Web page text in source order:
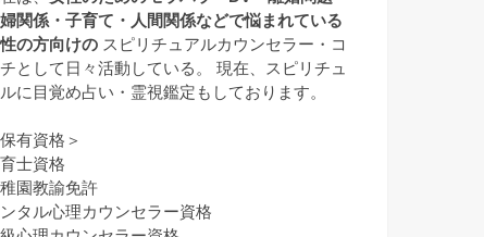
関係・子育て・人間関係などで悩まれている
の方向けの スピリチュアルカウンセラー・コ
として日々活動している。 現在、スピリチュ
に目覚め占い・霊視鑑定もしております。
保有資格＞
士資格
園教諭免許
ンタル心理カウンセラー資格